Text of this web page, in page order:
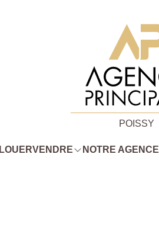
POISSY
LOUERVENDRE NOTRE AGENCE